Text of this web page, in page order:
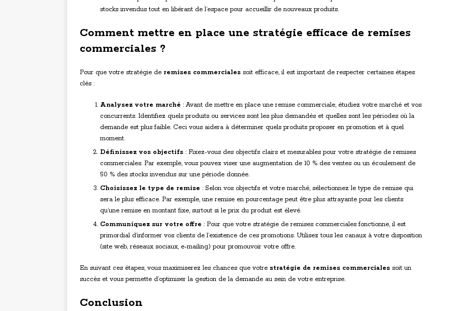
stocks invendus tout en libérant de l’espace pour accueillir de nouveaux produits.
Comment mettre en place une stratégie efficace de remises
commerciales ?
Pour que votre stratégie de remises commerciales soit efficace, il est important de respecter certaines étapes
clés :
Analysez votre marché : Avant de mettre en place une remise commerciale, étudiez votre marché et vos
concurrents. Identifiez quels produits ou services sont les plus demandés et quelles sont les périodes où la
demande est plus faible. Ceci vous aidera à déterminer quels produits proposer en promotion et à quel
moment.
Définissez vos objectifs : Fixez-vous des objectifs clairs et mesurables pour votre stratégie de remises
commerciales. Par exemple, vous pouvez viser une augmentation de 10 % des ventes ou un écoulement de
50 % des stocks invendus sur une période donnée.
Choisissez le type de remise : Selon vos objectifs et votre marché, sélectionnez le type de remise qui
sera le plus efficace. Par exemple, une remise en pourcentage peut être plus attrayante pour les clients
qu’une remise en montant fixe, surtout si le prix du produit est élevé.
Communiquez sur votre offre : Pour que votre stratégie de remises commerciales fonctionne, il est
primordial d’informer vos clients de l’existence de ces promotions. Utilisez tous les canaux à votre disposition
(site web, réseaux sociaux, e-mailing) pour promouvoir votre offre.
En suivant ces étapes, vous maximiserez les chances que votre stratégie de remises commerciales soit un
succès et vous permette d’optimiser la gestion de la demande au sein de votre entreprise.
Conclusion